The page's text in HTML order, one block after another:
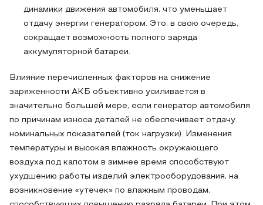
динамики движения автомобиля, что уменьшает
отдачу энергии генератором. Это, в свою очередь,
сокращает возможность полного заряда
аккумуляторной батареи.
Влияние перечисленных факторов на снижение
заряженности АКБ объективно усиливается в
значительно большей мере, если генератор автомобиля
по причинам износа деталей не обеспечивает отдачу
номинальных показателей (ток нагрузки). Изменения
температуры и высокая влажность окружающего
воздуха под капотом в зимнее время способствуют
ухудшению работы изделий электрооборудования, на
возникновение «утечек» по влажным проводам,